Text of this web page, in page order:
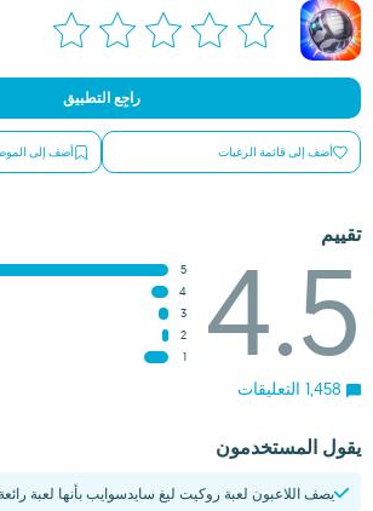
راجِع التطبيق
أضف إلى قائمة الرغبات أضف إلى
تقييم
4.5
5
4
3
2
1
يقول المستخدمون
يصف اللاعبون لعبة روكيت ليغ سايدسوايب بأنها لعبة رائعة